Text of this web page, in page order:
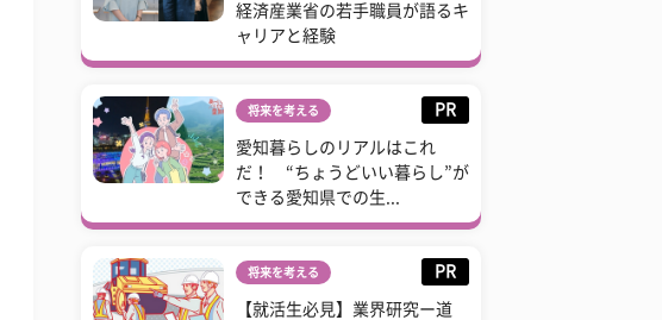
経済産業省の若手職員が語るキ
ャリアと経験
将来を考える PR
愛知暮らしのリアルはこれ
だ！ “ちょうどいい暮らし”が
できる愛知県での生...
将来を考える PR
【就活生必見】業界研究ー道